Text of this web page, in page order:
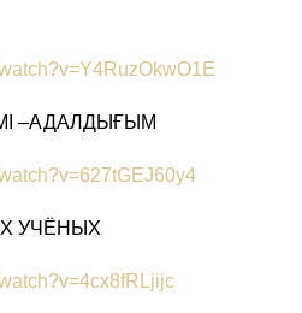
–АДАЛДЫҒЫМ
УЧЁНЫХ